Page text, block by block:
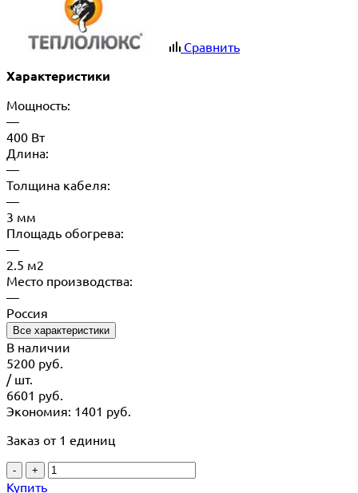
Сравнить
Характеристики
Мощность:
—
400 Вт
Длина:
—
Толщина кабеля:
—
3 мм
Площадь обогрева:
—
2.5 м2
Место производства:
—
Россия
Все характеристики
В наличии
5200 руб.
/ шт.
6601 руб.
Экономия: 1401 руб.
Заказ от 1 единиц
- +
Купить